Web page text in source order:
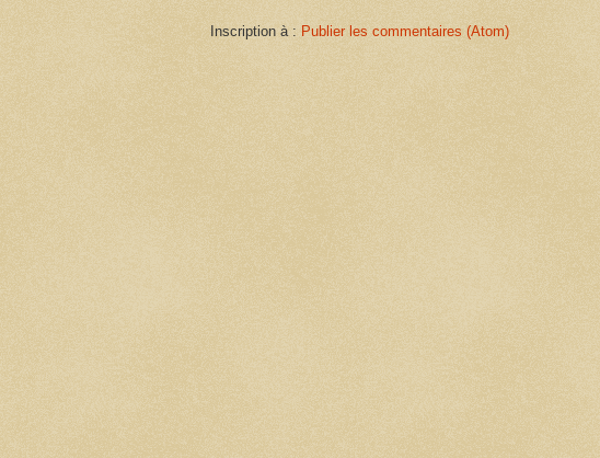
Inscription à : Publier les commentaires (Atom)